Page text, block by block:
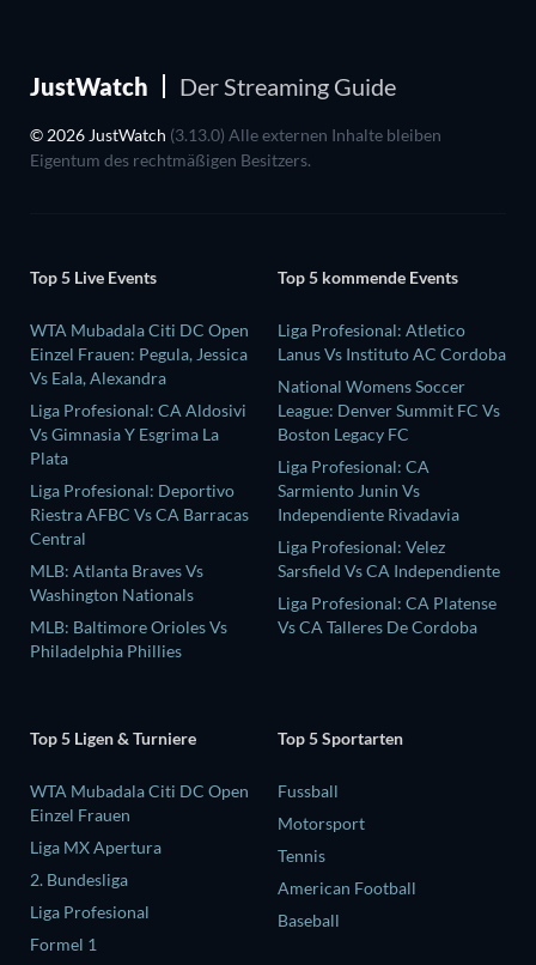
JustWatch Der Streaming Guide
© 2026 JustWatch (3.13.0) Alle externen Inhalte bleiben
Eigentum des rechtmäßigen Besitzers.
Top 5 Live Events
WTA Mubadala Citi DC Open
Einzel Frauen: Pegula, Jessica
Vs Eala, Alexandra
Liga Profesional: CA Aldosivi
Vs Gimnasia Y Esgrima La
Plata
Liga Profesional: Deportivo
Riestra AFBC Vs CA Barracas
Central
MLB: Atlanta Braves Vs
Washington Nationals
MLB: Baltimore Orioles Vs
Philadelphia Phillies
Top 5 kommende Events
Liga Profesional: Atletico
Lanus Vs Instituto AC Cordoba
National Womens Soccer
League: Denver Summit FC Vs
Boston Legacy FC
Liga Profesional: CA
Sarmiento Junin Vs
Independiente Rivadavia
Liga Profesional: Velez
Sarsfield Vs CA Independiente
Liga Profesional: CA Platense
Vs CA Talleres De Cordoba
Top 5 Ligen & Turniere
WTA Mubadala Citi DC Open
Einzel Frauen
Liga MX Apertura
2. Bundesliga
Liga Profesional
Formel 1
Top 5 Sportarten
Fussball
Motorsport
Tennis
American Football
Baseball